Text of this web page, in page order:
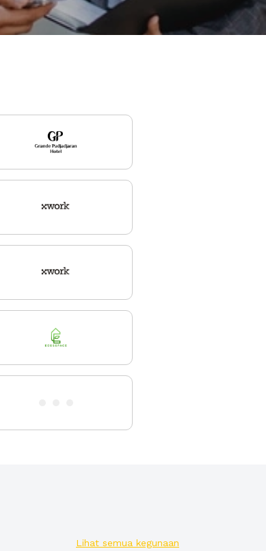
Lihat semua kegunaan